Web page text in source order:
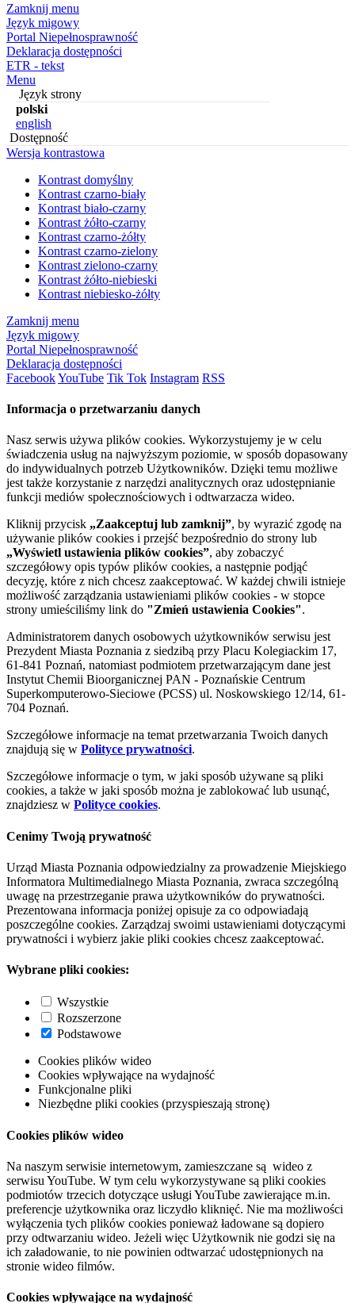
Zamknij menu
Język migowy
Portal Niepełnosprawność
Deklaracja dostępności
ETR - tekst
Menu
Język strony
polski
english
Dostępność
Wersja kontrastowa
Kontrast domyślny
Kontrast czarno-biały
Kontrast biało-czarny
Kontrast żółto-czarny
Kontrast czarno-żółty
Kontrast czarno-zielony
Kontrast zielono-czarny
Kontrast żółto-niebieski
Kontrast niebiesko-żółty
Zamknij menu
Język migowy
Portal Niepełnosprawność
Deklaracja dostępności
FacebookYouTube Tik Tok Instagram RSS
Informacja o przetwarzaniu danych
Nasz serwis używa plików cookies. Wykorzystujemy je w celu
świadczenia usług na najwyższym poziomie, w sposób dopasowany
do indywidualnych potrzeb Użytkowników. Dzięki temu możliwe
jest także korzystanie z narzędzi analitycznych oraz udostępnianie
funkcji mediów społecznościowych i odtwarzacza wideo.
Kliknij przycisk „Zaakceptuj lub zamknij”, by wyrazić zgodę na
używanie plików cookies i przejść bezpośrednio do strony lub
„Wyświetl ustawienia plików cookies”, aby zobaczyć
szczegółowy opis typów plików cookies, a następnie podjąć
decyzję, które z nich chcesz zaakceptować. W każdej chwili istnieje
możliwość zarządzania ustawieniami plików cookies - w stopce
strony umieściliśmy link do "Zmień ustawienia Cookies".
Administratorem danych osobowych użytkowników serwisu jest
Prezydent Miasta Poznania z siedzibą przy Placu Kolegiackim 17,
61-841 Poznań, natomiast podmiotem przetwarzającym dane jest
Instytut Chemii Bioorganicznej PAN - Poznańskie Centrum
Superkomputerowo-Sieciowe (PCSS) ul. Noskowskiego 12/14, 61-
704 Poznań.
Szczegółowe informacje na temat przetwarzania Twoich danych
znajdują się w Polityce prywatności.
Szczegółowe informacje o tym, w jaki sposób używane są pliki
cookies, a także w jaki sposób można je zablokować lub usunąć,
znajdziesz w Polityce cookies.
Cenimy Twoją prywatność
Urząd Miasta Poznania odpowiedzialny za prowadzenie Miejskiego
Informatora Multimedialnego Miasta Poznania, zwraca szczególną
uwagę na przestrzeganie prawa użytkowników do prywatności.
Prezentowana informacja poniżej opisuje za co odpowiadają
poszczególne cookies. Zarządzaj swoimi ustawieniami dotyczącymi
prywatności i wybierz jakie pliki cookies chcesz zaakceptować.
Wybrane pliki cookies:
Wszystkie
Rozszerzone
Podstawowe
Cookies plików wideo
Cookies wpływające na wydajność
Funkcjonalne pliki
Niezbędne pliki cookies (przyspieszają stronę)
Cookies plików wideo
Na naszym serwisie internetowym, zamieszczane są wideo z
serwisu YouTube. W tym celu wykorzystywane są pliki cookies
podmiotów trzecich dotyczące usługi YouTube zawierające m.in.
preferencje użytkownika oraz liczydło kliknięć. Nie ma możliwości
wyłączenia tych plików cookies ponieważ ładowane są dopiero
przy odtwarzaniu wideo. Jeżeli więc Użytkownik nie godzi się na
ich załadowanie, to nie powinien odtwarzać udostępnionych na
stronie wideo filmów.
Cookies wpływające na wydajność